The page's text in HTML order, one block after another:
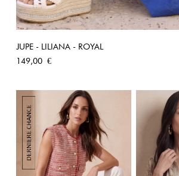
JUPE - LILIANA - ROYAL
Prix
149,00 €